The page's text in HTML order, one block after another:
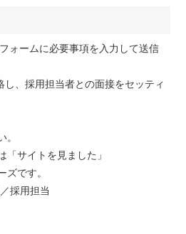
ォームに必要事項を入力して送信
、採用担当者との面接をセッティ
サイトを見ました」
です。
採用担当